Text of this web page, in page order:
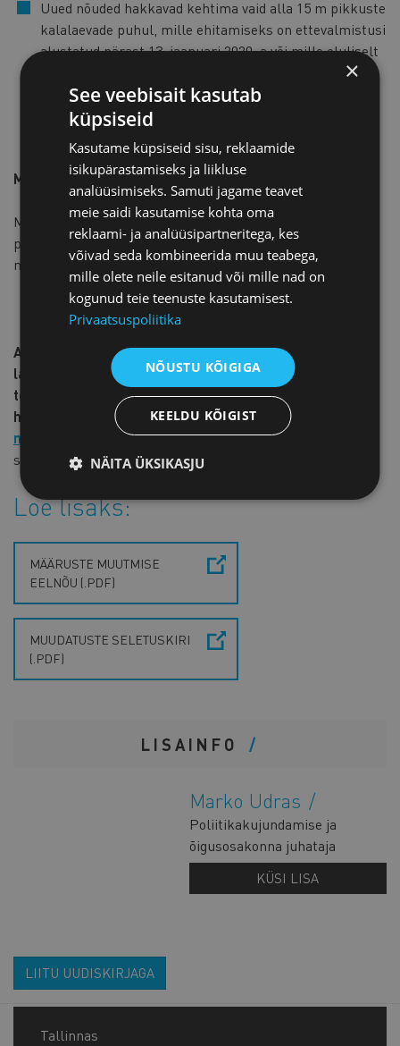
Uued nõuded hakkavad kehtima vaid alla 15 m pikkuste
kalalaevade puhul, mille ehitamiseks on ettevalmistusi
alustatud pärast 13. jaanuari 2020. a või mille oluliselt
ümberehitamiseks on ettevalmistusi alustatud pärast
13. jaanuari 2020. a.
Millal jõustuvad muudatused?
Määrus jõustub üldises korras ehk kolmandal päeval
pärast Riigi Teatajas avaldamist. Eeldatavasti jõustuvad
muudatused lähinädalatel.
Anna teada, mida arvad plaanitavtest muudatustest
laevapere liikme laeval majutamise tingimustes ning
töötervishoiu ja tööohutuse nõuetes. Tagasisidet ootan
hiljemalt 25. veebruariks e-posti aadressile
marko[at]koda.ee.Seejärel saadan ettevõtete tagasiside
sotsiaalministeeriumile.
Loe lisaks:
MÄÄRUSTE MUUTMISE
EELNÕU (.PDF)
MUUDATUSTE SELETUSKIRI
(.PDF)
LISAINFO
Marko Udras
Poliitikakujundamise ja
õigusosakonna juhataja
KÜSI LISA
LIITU UUDISKIRJAGA
Tallinnas
×
See veebisait kasutab
küpsiseid
Kasutame küpsiseid sisu, reklaamide
isikupärastamiseks ja liikluse
analüüsimiseks. Samuti jagame teavet
meie saidi kasutamise kohta oma
reklaami- ja analüüsipartneritega, kes
võivad seda kombineerida muu teabega,
mille olete neile esitanud või mille nad on
kogunud teie teenuste kasutamisest.
Privaatsuspoliitika
NÕUSTU KÕIGIGA
KEELDU KÕIGIST
NÄITA ÜKSIKASJU